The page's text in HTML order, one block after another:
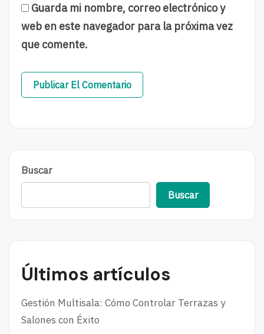
Guarda mi nombre, correo electrónico y
web en este navegador para la próxima vez
que comente.
Buscar
Buscar
Últimos artículos
Gestión Multisala: Cómo Controlar Terrazas y
Salones con Éxito